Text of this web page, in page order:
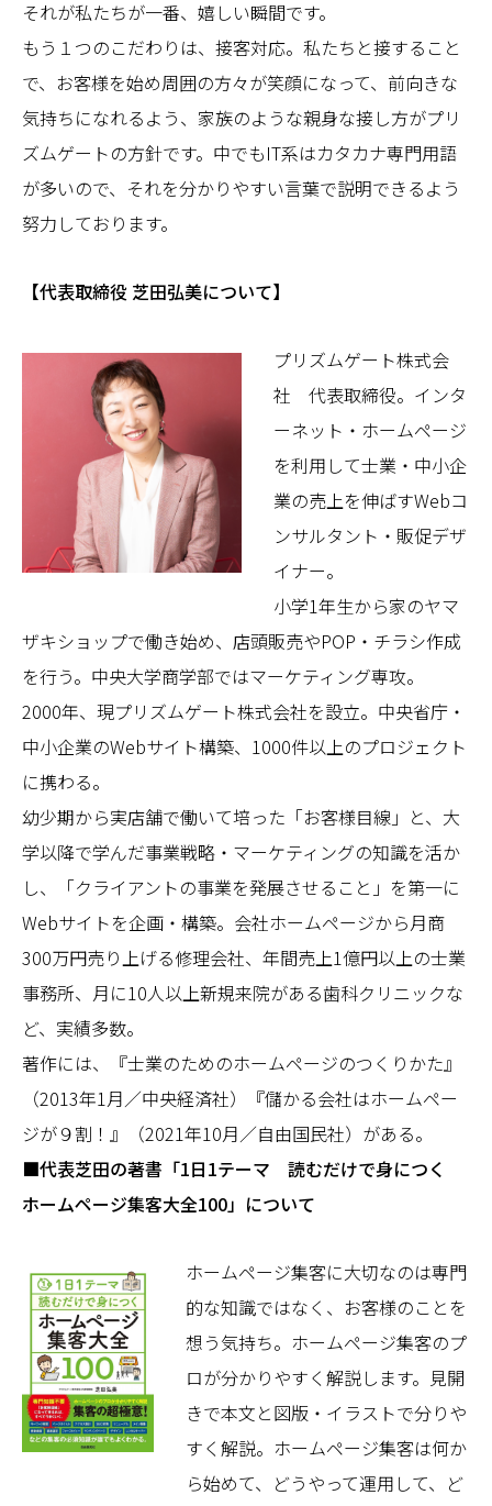
それが私たちが一番、嬉しい瞬間です。
もう１つのこだわりは、接客対応。私たちと接すること
で、お客様を始め周囲の方々が笑顔になって、前向きな
気持ちになれるよう、家族のような親身な接し方がプリ
ズムゲートの方針です。中でもIT系はカタカナ専門用語
が多いので、それを分かりやすい言葉で説明できるよう
努力しております。
【代表取締役 芝田弘美について】
プリズムゲート株式会
社 代表取締役。インタ
ーネット・ホームページ
を利用して士業・中小企
業の売上を伸ばすWebコ
ンサルタント・販促デザ
イナー。
小学1年生から家のヤマ
ザキショップで働き始め、店頭販売やPOP・チラシ作成
を行う。中央大学商学部ではマーケティング専攻。
2000年、現プリズムゲート株式会社を設立。中央省庁・
中小企業のWebサイト構築、1000件以上のプロジェクト
に携わる。
幼少期から実店舗で働いて培った「お客様目線」と、大
学以降で学んだ事業戦略・マーケティングの知識を活か
し、「クライアントの事業を発展させること」を第一に
Webサイトを企画・構築。会社ホームページから月商
300万円売り上げる修理会社、年間売上1億円以上の士業
事務所、月に10人以上新規来院がある歯科クリニックな
ど、実績多数。
著作には、『士業のためのホームページのつくりかた』
（2013年1月／中央経済社）『儲かる会社はホームペー
ジが９割！』（2021年10月／自由国民社）がある。
■代表芝田の著書「1日1テーマ 読むだけで身につく
ホームページ集客大全100」について
ホームページ集客に大切なのは専門
的な知識ではなく、お客様のことを
想う気持ち。ホームページ集客のプ
ロが分かりやすく解説します。見開
きで本文と図版・イラストで分りや
すく解説。ホームページ集客は何か
ら始めて、どうやって運用して、ど